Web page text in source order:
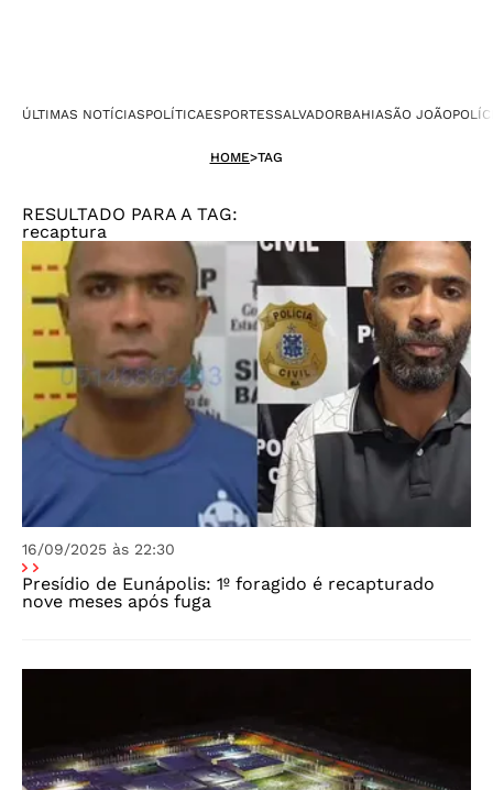
ÚLTIMAS NOTÍCIASPOLÍTICAESPORTESSALVADORBAHIASÃO JOÃO
HOME>TAG
RESULTADO PARA A TAG:
recaptura
16/09/2025 às 22:30
Presídio de Eunápolis: 1º foragido é recapturado
nove meses após fuga